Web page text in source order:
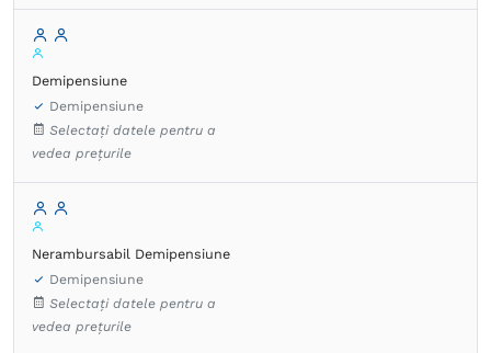
Demipensiune
Demipensiune
Selectați datele pentru a
vedea prețurile
Nerambursabil Demipensiune
Demipensiune
Selectați datele pentru a
vedea prețurile